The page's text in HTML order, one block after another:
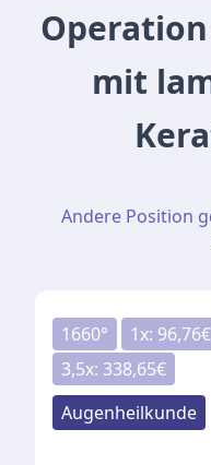
mit
Andere Position
1660° 1x: 96,76€
3,5x: 338,65€
Augenheilkunde